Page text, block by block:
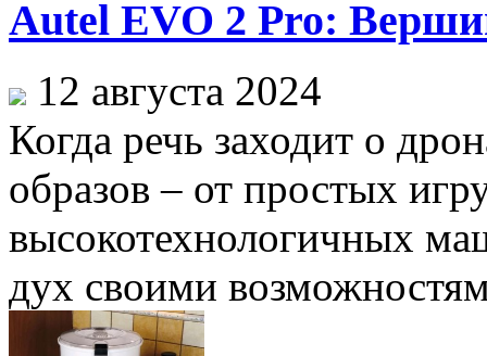
Autel EVO 2 Pro:
12 августа 2024
Когда речь заходит о
образов – от простых
высокотехнологичных
дух своими